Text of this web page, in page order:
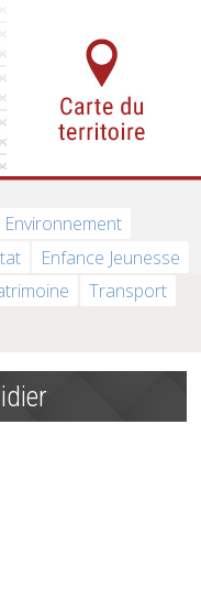
Environnement
Enfance Jeunesse
Transport